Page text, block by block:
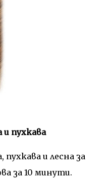
пухкава
и лесна за
за 10 минути.